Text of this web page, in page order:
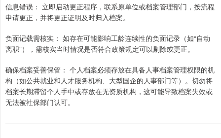
信息错误： 立即启动更正程序，联系原单位或档案管理部门，按流程
申请更正，并将更正证明及时归入档案。
负面记载需核实： 如存在可能影响工龄连续性的负面记录（如“自动
离职”），需核实当时情况是否符合政策规定可以剔除或更正。
确保档案妥善保管： 个人档案必须存放在具备人事档案管理权限的机
构（如公共就业和人才服务机构、大型国企的人事部门等）。切勿将
档案长期滞留个人手中或存放在无资质机构，这可能导致档案失效或
无法被社保部门认可。